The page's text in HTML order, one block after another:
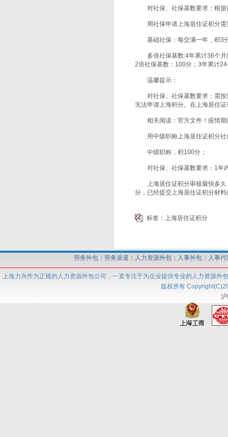
对社保、社保基数要求：根据
用社保申请上海居住证积分需
基础社保：每交满一年，积3
多倍社保基数:4年累计36个月
2倍社保基数：100分；3年累计
温馨提示：
对社保、社保基数要求：需按
无法申请上海积分。在上海居住
相关阅读：官方文件！疫情期
用中级职称上海居住证积分社
中级职称，积100分；
对社保、社保基数要求：1年内
上海居住证积分审核最快多久
分，已经提交上海居住证积分材
标签： 上海居住证积分
劳务外包 | 劳务派遣 | 人力资源外包 | 人事外包 | 人事代
上海力兴作为正规的人力资源外包公司 ，一直专注于为企业提供专业的人力资源外包
版权所有